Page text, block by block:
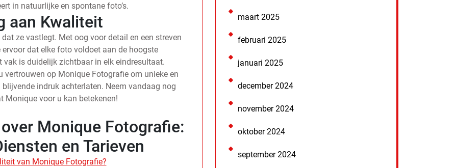
in natuurlijke en spontane foto’s.
aan Kwaliteit
ze vastlegt. Met oog voor detail en een streven
dat elke foto voldoet aan de hoogste
is duidelijk zichtbaar in elk eindresultaat.
op Monique Fotografie om unieke en
indruk achterlaten. Neem vandaag nog
Monique voor u kan betekenen!
Monique Fotografie:
en Tarieven
van Monique Fotografie?
maart 2025
februari 2025
januari 2025
december 2024
november 2024
oktober 2024
september 2024